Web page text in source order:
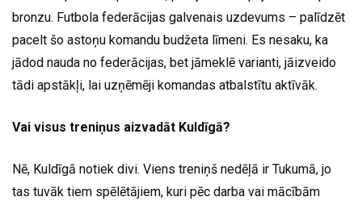
bronzu. Futbola federācijas galvenais uzdevums – palīdzēt
pacelt šo astoņu komandu budžeta līmeni. Es nesaku, ka
jādod nauda no federācijas, bet jāmeklē varianti, jāizveido
tādi apstākļi, lai uzņēmēji komandas atbalstītu aktīvāk.
Vai visus treniņus aizvadāt Kuldīgā?
Nē, Kuldīgā notiek divi. Viens treniņš nedēļā ir Tukumā, jo
tas tuvāk tiem spēlētājiem, kuri pēc darba vai mācībām